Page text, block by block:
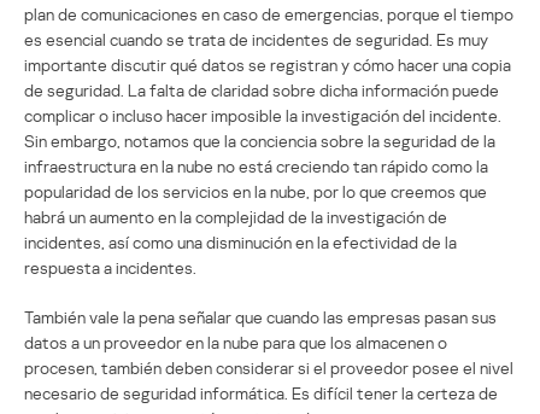
plan de comunicaciones en caso de emergencias, porque el tiempo
es esencial cuando se trata de incidentes de seguridad. Es muy
importante discutir qué datos se registran y cómo hacer una copia
de seguridad. La falta de claridad sobre dicha información puede
complicar o incluso hacer imposible la investigación del incidente.
Sin embargo, notamos que la conciencia sobre la seguridad de la
infraestructura en la nube no está creciendo tan rápido como la
popularidad de los servicios en la nube, por lo que creemos que
habrá un aumento en la complejidad de la investigación de
incidentes, así como una disminución en la efectividad de la
respuesta a incidentes.
También vale la pena señalar que cuando las empresas pasan sus
datos a un proveedor en la nube para que los almacenen o
procesen, también deben considerar si el proveedor posee el nivel
necesario de seguridad informática. Es difícil tener la certeza de